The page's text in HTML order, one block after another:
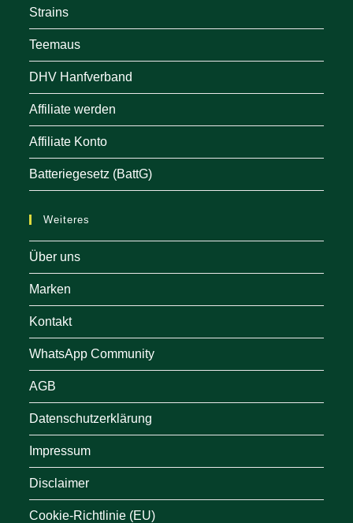
Strains
Teemaus
DHV Hanfverband
Affiliate werden
Affiliate Konto
Batteriegesetz (BattG)
Weiteres
Über uns
Marken
Kontakt
WhatsApp Community
AGB
Datenschutzerklärung
Impressum
Disclaimer
Cookie-Richtlinie (EU)